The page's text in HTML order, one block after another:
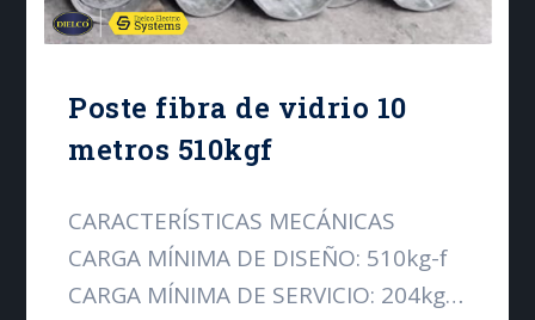
Poste fibra de vidrio 10
metros 510kgf
CARACTERÍSTICAS MECÁNICAS
CARGA MÍNIMA DE DISEÑO: 510kg-f
CARGA MÍNIMA DE SERVICIO: 204kg-f